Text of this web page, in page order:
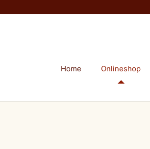
Home Onlineshop